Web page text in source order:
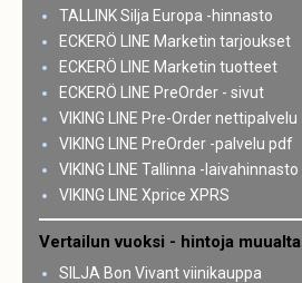
TALLINK Silja Europa -hinnasto
ECKERÖ LINE Marketin tarjoukset
ECKERÖ LINE Marketin tuotteet
ECKERÖ LINE PreOrder - sivut
VIKING LINE Pre-Order nettipalvelu
VIKING LINE PreOrder -palvelu pdf
VIKING LINE Tallinna -laivahinnasto
VIKING LINE Xprice XPRS
Vertailun vuoksi - hintoja muualta
SILJA Bon Vivant viinikauppa